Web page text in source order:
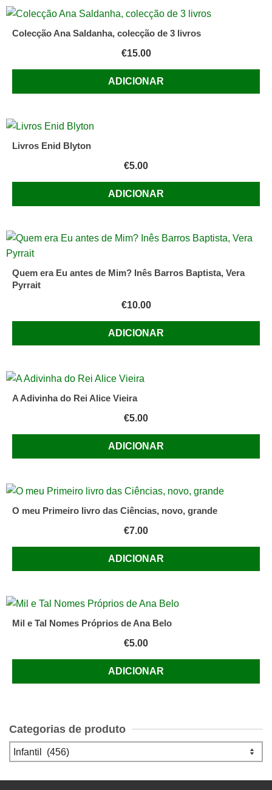
Colecção Ana Saldanha, colecção de 3 livros
€15.00
ADICIONAR
Livros Enid Blyton
€5.00
ADICIONAR
Quem era Eu antes de Mim? Inês Barros Baptista, Vera
Pyrrait
€10.00
ADICIONAR
A Adivinha do Rei Alice Vieira
€5.00
ADICIONAR
O meu Primeiro livro das Ciências, novo, grande
€7.00
ADICIONAR
Mil e Tal Nomes Próprios de Ana Belo
€5.00
ADICIONAR
Categorias de produto